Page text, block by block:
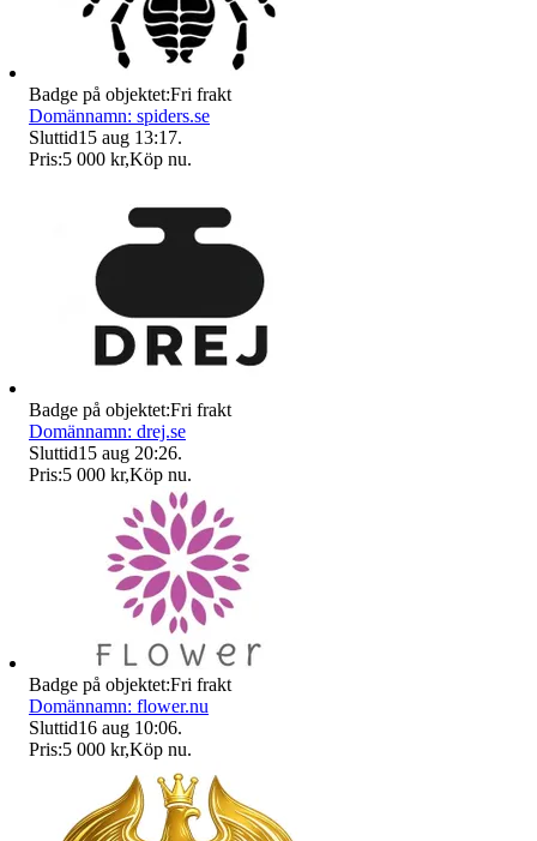
Badge på objektet:Fri frakt
Domännamn: spiders.se
Sluttid15 aug 13:17.
Pris:5 000 kr,Köp nu.
Badge på objektet:Fri frakt
Domännamn: drej.se
Sluttid15 aug 20:26.
Pris:5 000 kr,Köp nu.
Badge på objektet:Fri frakt
Domännamn: flower.nu
Sluttid16 aug 10:06.
Pris:5 000 kr,Köp nu.